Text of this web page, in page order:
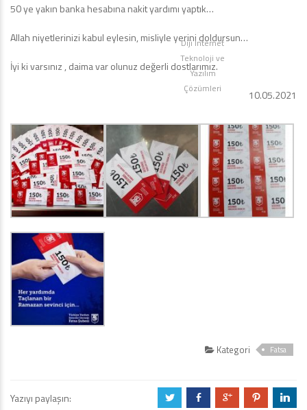
50 ye yakın banka hesabına nakit yardımı yaptık…
Allah niyetlerinizi kabul eylesin, misliyle yerini doldursun…
İyi ki varsınız , daima var olunuz değerli dostlarımız.
10.05.2021
Kategori Fatsa
Yazıyı paylaşın: a b c d j
Diji İnternet
Teknoloji ve
Yazılım
Çözümleri